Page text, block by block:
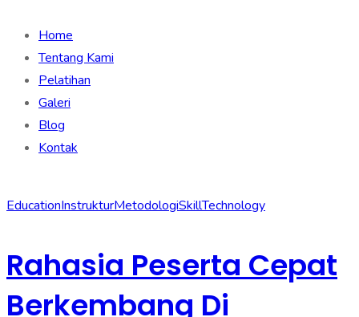
Home
Tentang Kami
Pelatihan
Galeri
Blog
Kontak
EducationInstrukturMetodologiSkillTechnology
Rahasia Peserta Cepat
Berkembang Di